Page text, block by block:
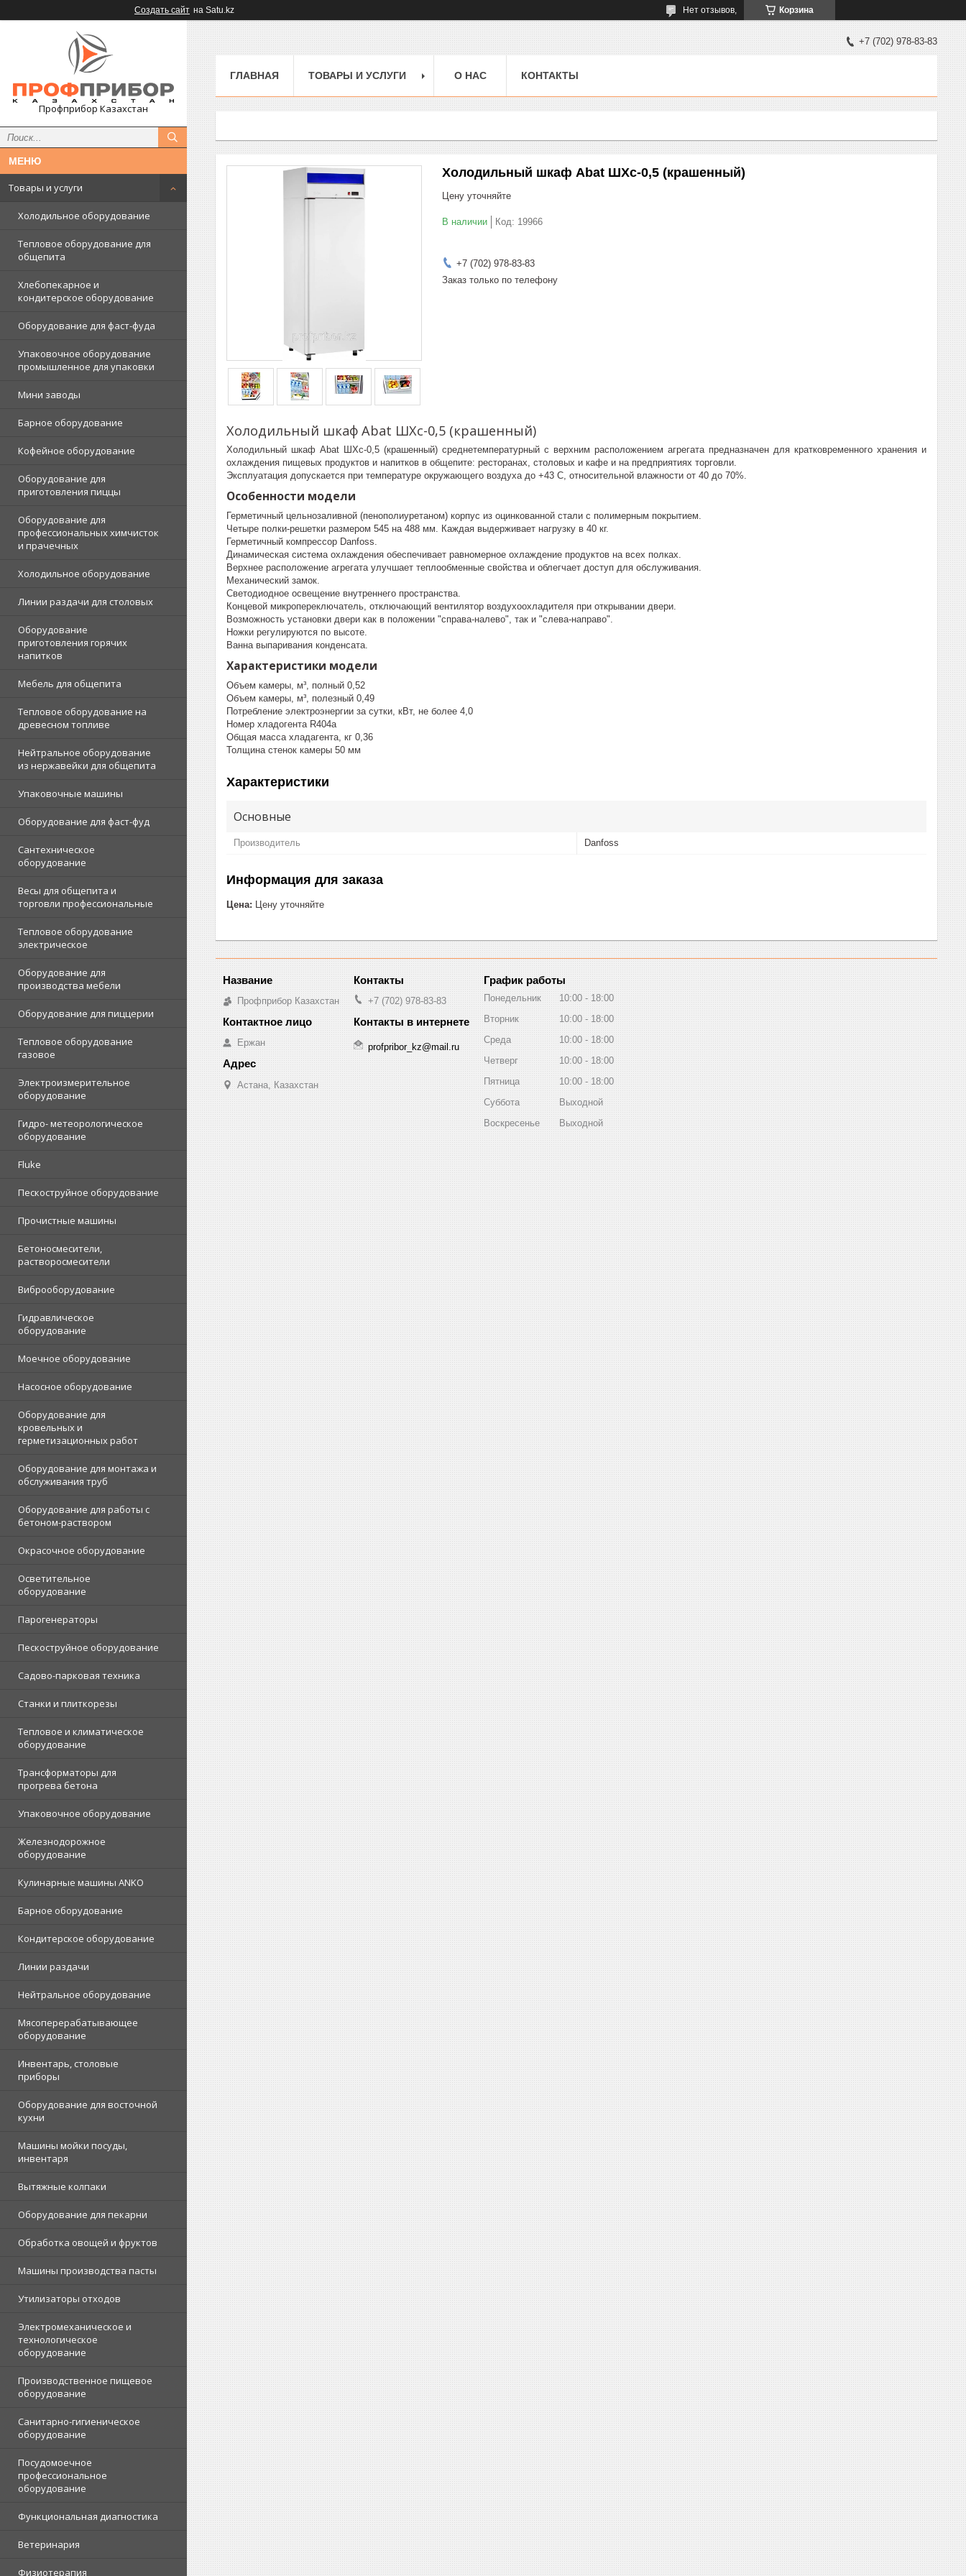
Создать сайт на Satu.kz Корзина
Нет отзывов,
Профприбор Казахстан
Товары и услуги
Холодильное оборудование
Тепловое оборудование для
общепита
Хлебопекарное и
кондитерское оборудование
Оборудование для фаст-фуда
Упаковочное оборудование
промышленное для упаковки
Мини заводы
Барное оборудование
Кофейное оборудование
Оборудование для
приготовления пиццы
Оборудование для
профессиональных химчисток
и прачечных
Холодильное оборудование
Линии раздачи для столовых
Оборудование
приготовления горячих
напитков
Мебель для общепита
Тепловое оборудование на
древесном топливе
Нейтральное оборудование
из нержавейки для общепита
Упаковочные машины
Оборудование для фаст-фуд
Сантехническое
оборудование
Весы для общепита и
торговли профессиональные
Тепловое оборудование
электрическое
Оборудование для
производства мебели
Оборудование для пиццерии
Тепловое оборудование
газовое
Электроизмерительное
оборудование
Гидро- метеорологическое
оборудование
Fluke
Пескоструйное оборудование
Прочистные машины
Бетоносмесители,
растворосмесители
Виброоборудование
Гидравлическое
оборудование
Моечное оборудование
Насосное оборудование
Оборудование для
кровельных и
герметизационных работ
Оборудование для монтажа и
обслуживания труб
Оборудование для работы с
бетоном-раствором
Окрасочное оборудование
Осветительное
оборудование
Парогенераторы
Пескоструйное оборудование
Садово-парковая техника
Станки и плиткорезы
Тепловое и климатическое
оборудование
Трансформаторы для
прогрева бетона
Упаковочное оборудование
Железнодорожное
оборудование
Кулинарные машины ANKO
Барное оборудование
Кондитерское оборудование
Линии раздачи
Нейтральное оборудование
Мясоперерабатывающее
оборудование
Инвентарь, столовые
приборы
Оборудование для восточной
кухни
Машины мойки посуды,
инвентаря
Вытяжные колпаки
Оборудование для пекарни
Обработка овощей и фруктов
Машины производства пасты
Утилизаторы отходов
Электромеханическое и
технологическое
оборудование
Производственное пищевое
оборудование
Санитарно-гигиеническое
оборудование
Посудомоечное
профессиональное
оборудование
Функциональная диагностика
Ветеринария
Физиотерапия
+7 (702) 978-83-83
ГЛАВНАЯ ТОВАРЫ И УСЛУГИ О НАС КОНТАКТЫ
Холодильный шкаф Abat ШХс-0,5 (крашенный)
Цену уточняйте
В наличии Код: 19966
+7 (702) 978-83-83
Заказ только по телефону
Холодильный шкаф Abat ШХс-0,5 (крашенный)
Холодильный шкаф Abat ШХс-0,5 (крашенный) среднетемпературный с верхним расположением агрегата предназначен для кратковременного хранения и
охлаждения пищевых продуктов и напитков в общепите: ресторанах, столовых и кафе и на предприятиях торговли.
Эксплуатация допускается при температуре окружающего воздуха до +43 С, относительной влажности от 40 до 70%.
Особенности модели
Герметичный цельнозаливной (пенополиуретаном) корпус из оцинкованной стали с полимерным покрытием.
Четыре полки-решетки размером 545 на 488 мм. Каждая выдерживает нагрузку в 40 кг.
Герметичный компрессор Danfoss.
Динамическая система охлаждения обеспечивает равномерное охлаждение продуктов на всех полках.
Верхнее расположение агрегата улучшает теплообменные свойства и облегчает доступ для обслуживания.
Механический замок.
Светодиодное освещение внутреннего пространства.
Концевой микропереключатель, отключающий вентилятор воздухоохладителя при открывании двери.
Возможность установки двери как в положении "справа-налево", так и "слева-направо".
Ножки регулируются по высоте.
Ванна выпаривания конденсата.
Характеристики модели
Объем камеры, м³, полный 0,52
Объем камеры, м³, полезный 0,49
Потребление электроэнергии за сутки, кВт, не более 4,0
Номер хладогента R404а
Общая масса хладагента, кг 0,36
Толщина стенок камеры 50 мм
Характеристики
Основные
Производитель Danfoss
Информация для заказа
Цена: Цену уточняйте
Профприбор Казахстан
Ержан
Астана, Казахстан
+7 (702) 978-83-83
profpribor_kz@mail.ru
График работы
Понедельник 10:00
18:00
Вторник
10:00
18:00
Среда
10:00
18:00
Четверг
10:00
18:00
Пятница
10:00
18:00
Суббота
Выходной
Воскресенье
Выходной